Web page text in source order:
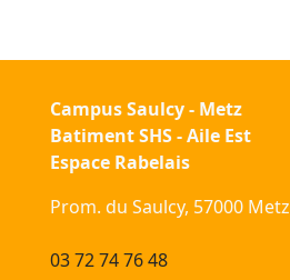
Campus Saulcy - Metz
Batiment SHS - Aile Est
Espace Rabelais
Prom. du Saulcy, 57000 Metz
03 72 74 76 48